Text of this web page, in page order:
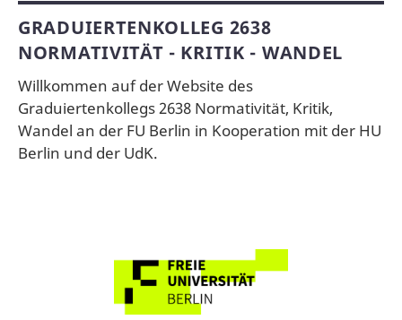
GRADUIERTENKOLLEG 2638
NORMATIVITÄT - KRITIK - WANDEL
Willkommen auf der Website des
Graduiertenkollegs 2638 Normativität, Kritik,
Wandel an der FU Berlin in Kooperation mit der HU
Berlin und der UdK.